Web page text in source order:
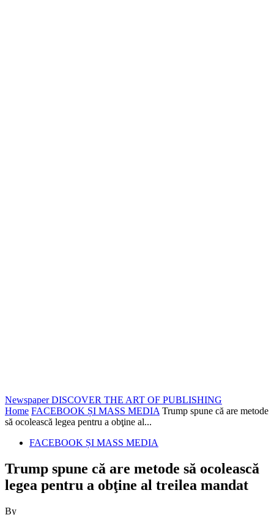
Newspaper DISCOVER THE ART OF PUBLISHING
Home FACEBOOK ȘI MASS MEDIA Trump spune că are metode
să ocolească legea pentru a obţine al...
FACEBOOK ȘI MASS MEDIA
Trump spune că are metode să ocolească
legea pentru a obţine al treilea mandat
By